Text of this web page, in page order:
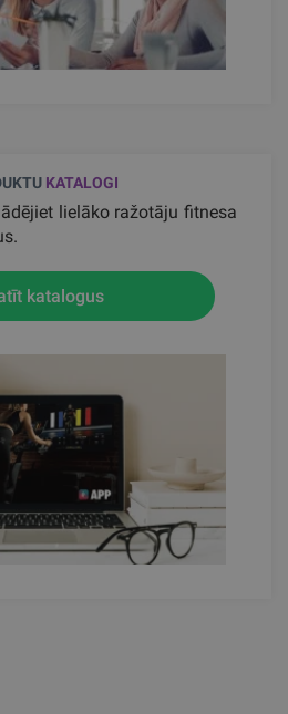
KATALOGI
lielāko ražotāju fitnesa
katalogus